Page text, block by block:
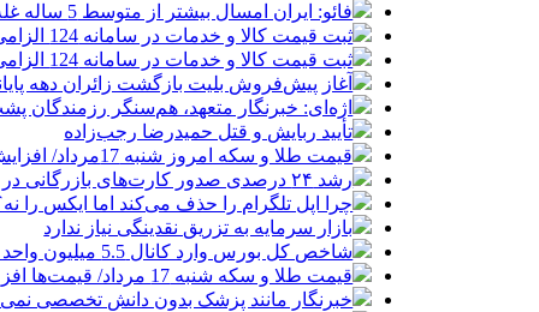
فائو: ایران امسال بیشتر از متوسط 5 ساله غله تولید می‌کند
ثبت قیمت کالا و خدمات در سامانه 124 الزامی شد
ثبت قیمت کالا و خدمات در سامانه 124 الزامی شد
آغاز پیش‌فروش بلیت بازگشت زائران دهه
اژه‌ای: خبرنگار متعهد، هم‌سنگر رزمندگان
تأیید ربایش و قتل حمیدرضا رجب‌زاده
قیمت طلا و سکه امروز شنبه 17مرداد/ افزایش همه قیمت ها + جدول و جزئیات
رشد ۲۴ درصدی صدور کارت‌های بازرگانی در گرگان
چرا اپل تلگرام را حذف می‌کند اما ایکس را
بازار سرمایه به تزریق نقدینگی نیاز ندارد
شاخص کل بورس وارد کانال 5.5 میلیون واحد شد
قیمت طلا و سکه شنبه 17 مرداد/ قیمت‌ها افزایشی
خبرنگار مانند پزشک بدون دانش تخصصی